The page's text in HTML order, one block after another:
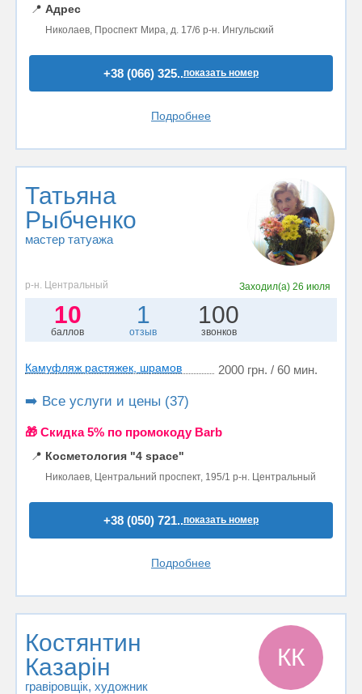
📍 Адрес
Николаев, Проспект Мира, д. 17/6 р-н. Ингульский
+38 (066) 325..показать номер
Подробнее
Татьяна
Рыбченко
мастер татуажа
р-н. Центральный Заходил(а)26 июля
10
баллов
1
отзыв
100
звонков
Камуфляж растяжек, шрамов 2000 грн. / 60 мин.
➡️ Все услуги и цены (37)
🎁 Cкидка 5% по промокоду Barb
📍 Косметология "4 space"
Николаев, Центральний проспект, 195/1 р-н. Центральный
+38 (050) 721..показать номер
Подробнее
Костянтин
Казарін
гравіровщік, художник
КК